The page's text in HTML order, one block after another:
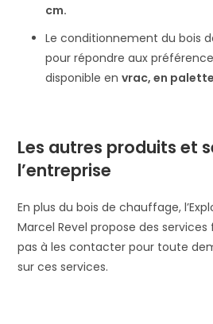
cm.
Le conditionnement du bois
pour répondre aux
disponible envrac, en
Les autres produits et
l’entreprise
En plus du bois de chauffage,
Marcel Revel propose des services
pas à les contacter pour toute
sur ces services.